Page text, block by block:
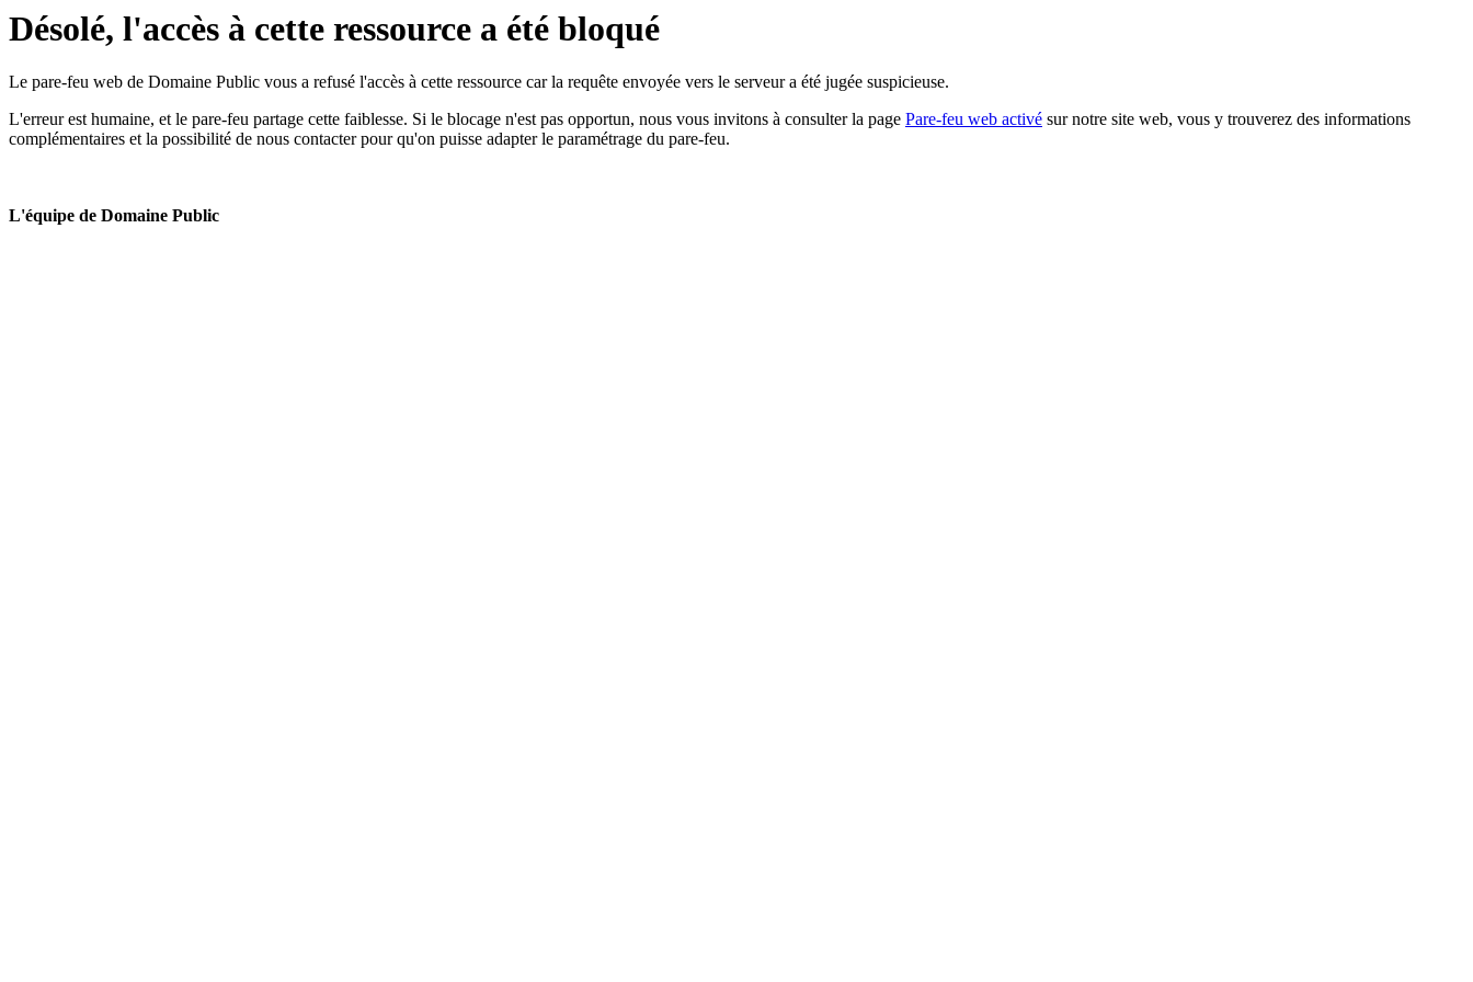
Désolé, l'accès à cette ressource a été bloqué
Le pare-feu web de Domaine Public vous a refusé l'accès à cette ressource car la requête envoyée vers le serveur a été jugée suspicieuse.
L'erreur est humaine, et le pare-feu partage cette faiblesse. Si le blocage n'est pas opportun, nous vous invitons à consulter la page Pare-feu web activé sur notre site web, vous y trouverez des informations
complémentaires et la possibilité de nous contacter pour qu'on puisse adapter le paramétrage du pare-feu.
L'équipe de Domaine Public